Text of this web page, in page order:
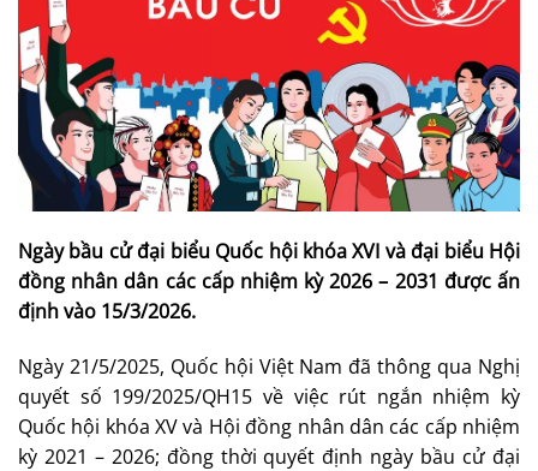
Ngày bầu cử đại biểu Quốc hội khóa XVI và đại biểu Hội
đồng nhân dân các cấp nhiệm kỳ 2026 – 2031 được ấn
định vào 15/3/2026.
Ngày 21/5/2025, Quốc hội Việt Nam đã thông qua Nghị
quyết số 199/2025/QH15 về việc rút ngắn nhiệm kỳ
Quốc hội khóa XV và Hội đồng nhân dân các cấp nhiệm
kỳ 2021 – 2026; đồng thời quyết định ngày bầu cử đại